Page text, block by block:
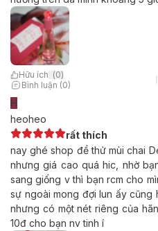
Hữu ích (0)
Bình luận (0)
H
heoheo
rất thích
nay ghé shop để thử mùi chai
nhưng giá cao quá hic, nhờ
sang giống v thì bạn rcm cho
sự ngoài mong đợi lun ấy cũng
nhưng có một nét riêng của
10đ cho bạn nv tinh í